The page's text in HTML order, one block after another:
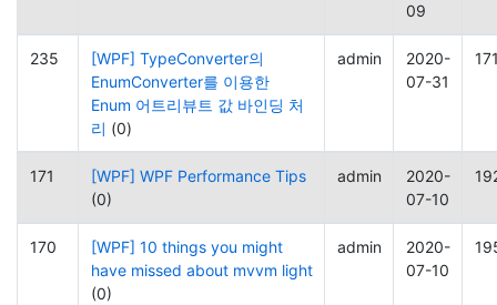
09
235
[WPF] TypeConverter의
EnumConverter를 이용한
Enum 어트리뷰트 값 바인딩 처
리 (0)
admin
2020-
07-31
171
[WPF] WPF Performance Tips
(0)
admin
2020-
07-10
170
[WPF] 10 things you might
have missed about mvvm light
(0)
admin
2020-
07-10